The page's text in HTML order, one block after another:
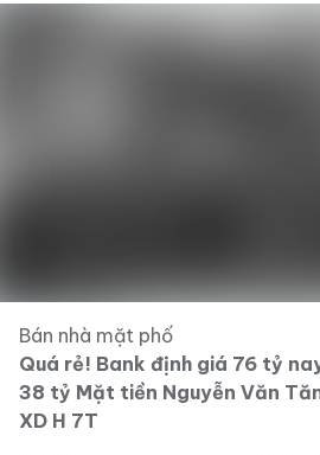
Bán nhà mặt phố
Quá rẻ! Bank định giá 76 tỷ
38 tỷ Mặt tiền Nguyễn Văn
XD H 7T